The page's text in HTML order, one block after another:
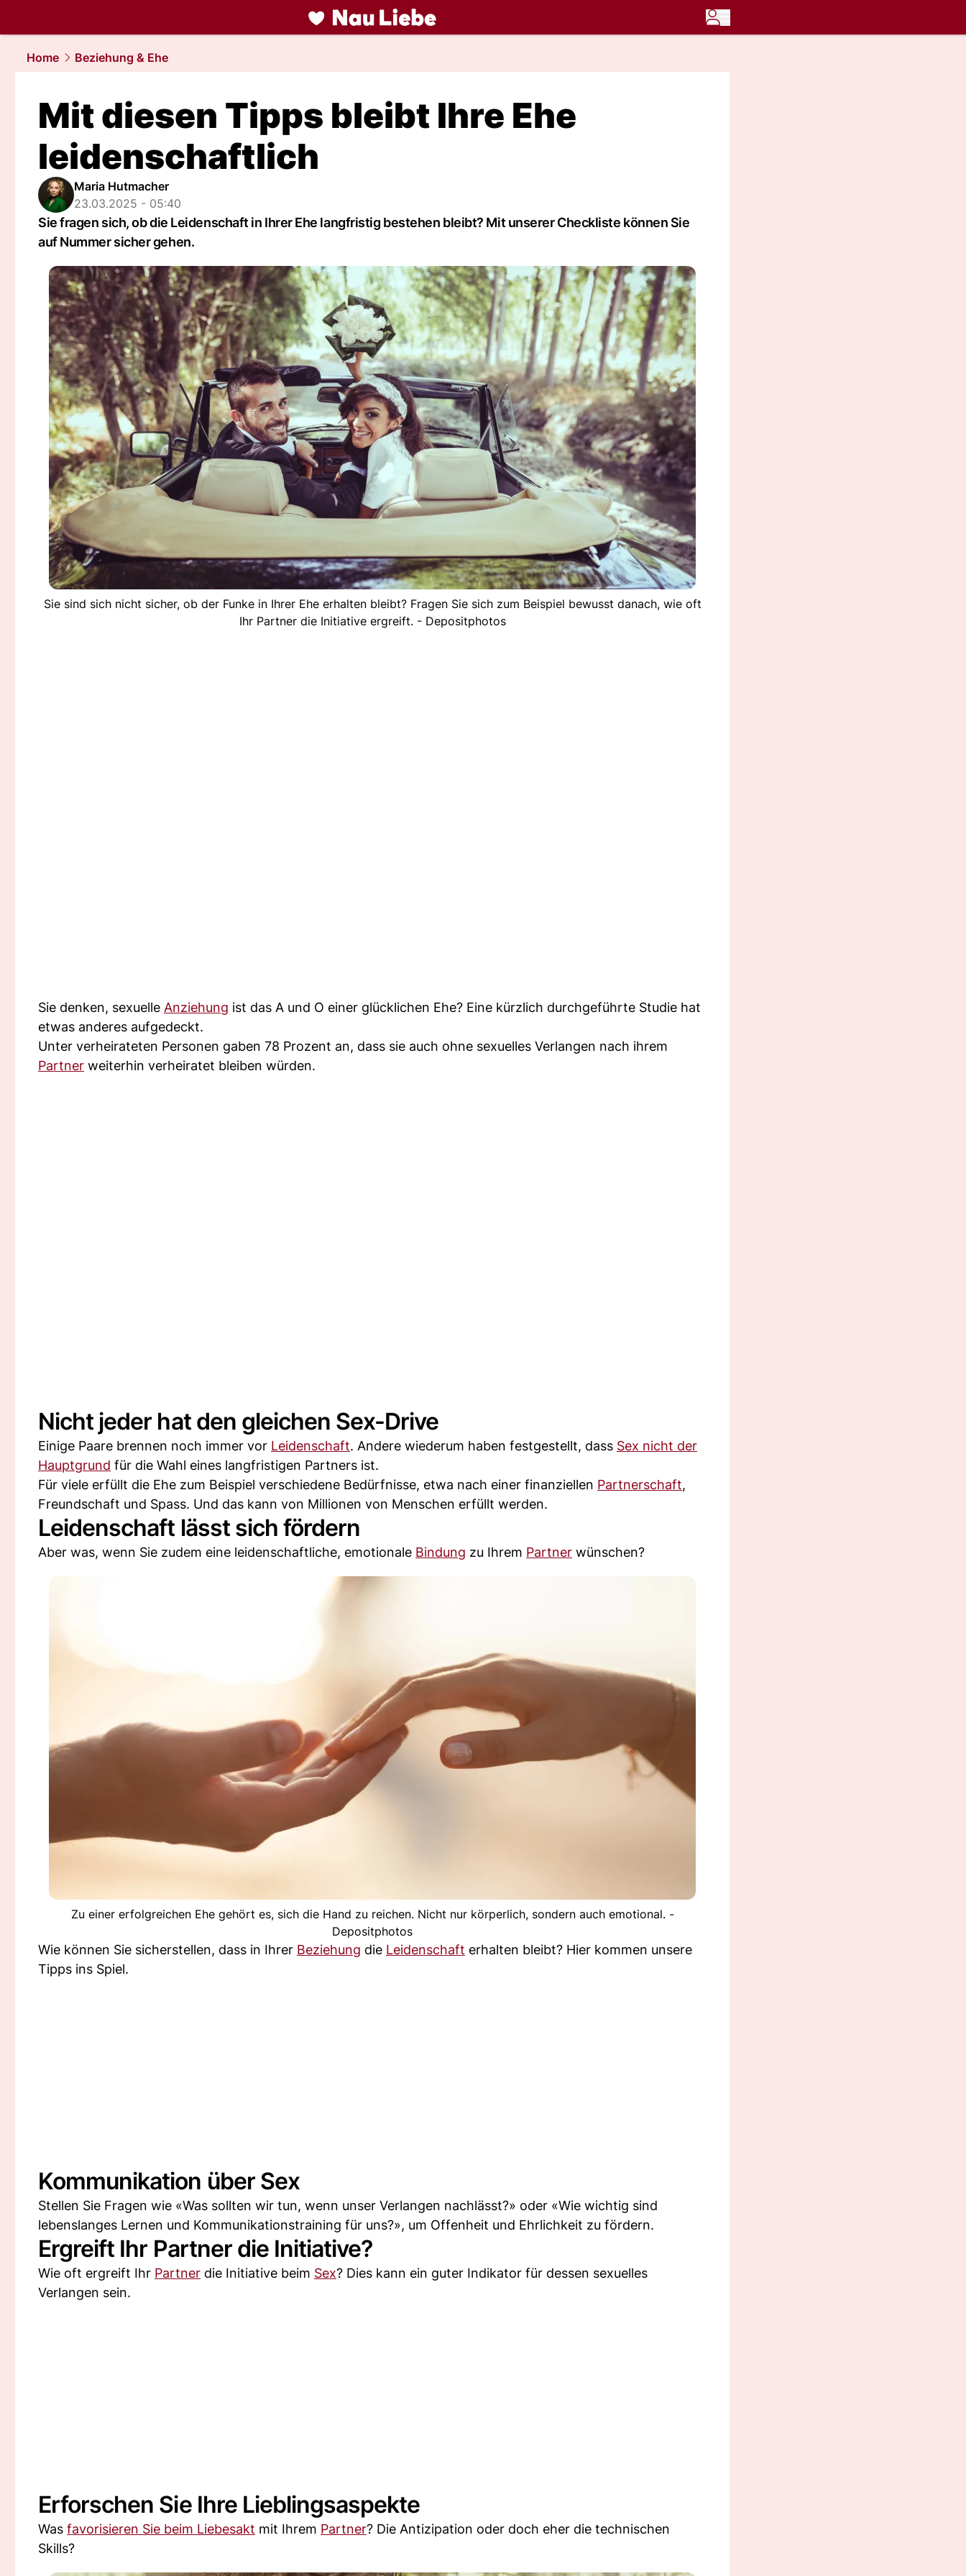
liebe.NAU.ch
Home
Beziehung & Ehe
Mit diesen Tipps bleibt Ihre Ehe
leidenschaftlich
Maria Hutmacher
23.03.2025 - 05:40
Sie fragen sich, ob die Leidenschaft in Ihrer Ehe langfristig bestehen bleibt? Mit unserer Checkliste können Sie
auf Nummer sicher gehen.
Sie sind sich nicht sicher, ob der Funke in Ihrer Ehe erhalten bleibt? Fragen Sie sich zum Beispiel bewusst danach, wie oft
Ihr Partner die Initiative ergreift. - Depositphotos
Sie denken, sexuelle Anziehung ist das A und O einer glücklichen Ehe? Eine kürzlich durchgeführte Studie hat
etwas anderes aufgedeckt.
Unter verheirateten Personen gaben 78 Prozent an, dass sie auch ohne sexuelles Verlangen nach ihrem
Partner weiterhin verheiratet bleiben würden.
Nicht jeder hat den gleichen Sex-Drive
Einige Paare brennen noch immer vor Leidenschaft. Andere wiederum haben festgestellt, dass Sex nicht der
Hauptgrund für die Wahl eines langfristigen Partners ist.
Für viele erfüllt die Ehe zum Beispiel verschiedene Bedürfnisse, etwa nach einer finanziellen Partnerschaft,
Freundschaft und Spass. Und das kann von Millionen von Menschen erfüllt werden.
Leidenschaft lässt sich fördern
Aber was, wenn Sie zudem eine leidenschaftliche, emotionale Bindung zu Ihrem Partner wünschen?
Zu einer erfolgreichen Ehe gehört es, sich die Hand zu reichen. Nicht nur körperlich, sondern auch emotional. -
Depositphotos
Wie können Sie sicherstellen, dass in Ihrer Beziehung die Leidenschaft erhalten bleibt? Hier kommen unsere
Tipps ins Spiel.
Kommunikation über Sex
Stellen Sie Fragen wie «Was sollten wir tun, wenn unser Verlangen nachlässt?» oder «Wie wichtig sind
lebenslanges Lernen und Kommunikationstraining für uns?», um Offenheit und Ehrlichkeit zu fördern.
Ergreift Ihr Partner die Initiative?
Wie oft ergreift Ihr Partner die Initiative beim Sex? Dies kann ein guter Indikator für dessen sexuelles
Verlangen sein.
Erforschen Sie Ihre Lieblingsaspekte
Was favorisieren Sie beim Liebesakt mit Ihrem Partner? Die Antizipation oder doch eher die technischen
Skills?